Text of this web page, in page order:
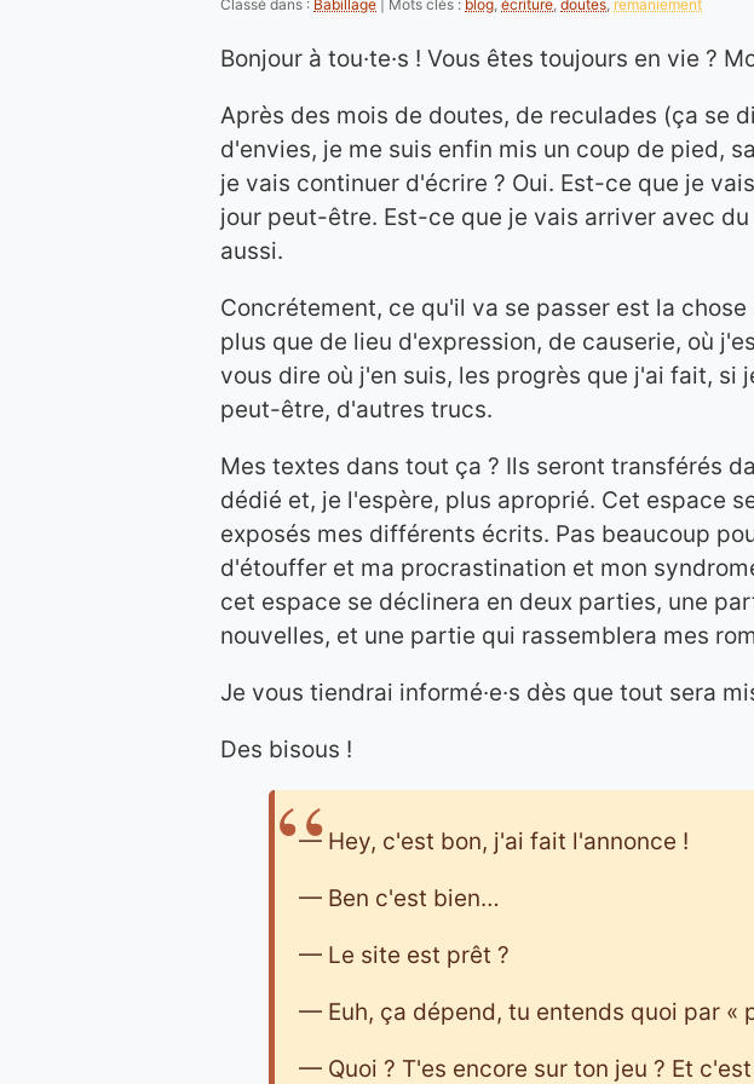
Classé dans : Babillage Mots clés : blog, écriture, doutes, remaniement
Bonjour à tou·te·s ! Vous êtes toujours en vie ?
Après des mois de doutes, de reculades (ça se
d'envies, je me suis enfin mis un coup de pied,
je vais continuer d'écrire ? Oui. Est-ce que je
jour peut-être. Est-ce que je vais arriver avec
aussi.
Concrétement, ce qu'il va se passer est la
plus que de lieu d'expression, de causerie, où
vous dire où j'en suis, les progrès que j'ai fait, si
peut-être, d'autres trucs.
Mes textes dans tout ça ? Ils seront transférés
dédié et, je l'espère, plus aproprié. Cet espace
exposés mes différents écrits. Pas beaucoup
d'étouffer et ma procrastination et mon
cet espace se déclinera en deux parties, une
nouvelles, et une partie qui rassemblera mes
Je vous tiendrai informé·e·s dès que tout sera
Des bisous !
— Hey, c'est bon, j'ai fait l'annonce !
— Ben c'est bien…
— Le site est prêt ?
— Euh, ça dépend, tu entends quoi par «
— Quoi ? T'es encore sur ton jeu ? Et